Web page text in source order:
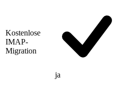
Kostenlose
IMAP-
Migration
ja